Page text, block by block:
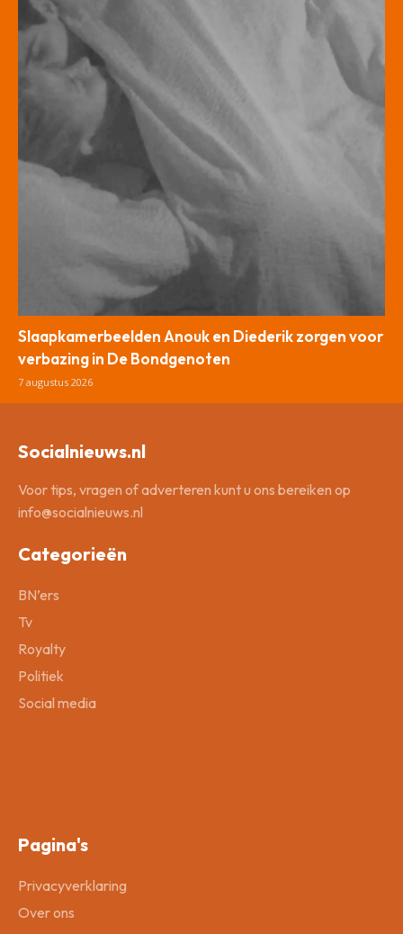
Slaapkamerbeelden Anouk en Diederik zorgen voor
verbazing in De Bondgenoten
7 augustus 2026
Socialnieuws.nl
Voor tips, vragen of adverteren kunt u ons bereiken op
info@socialnieuws.nl
Categorieën
BN’ers
Tv
Royalty
Politiek
Social media
Pagina's
Privacyverklaring
Over ons